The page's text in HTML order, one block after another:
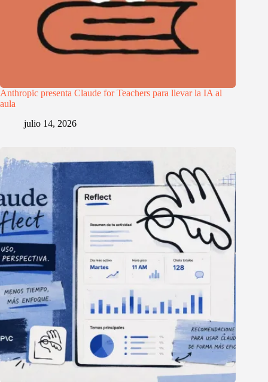
Anthropic presenta Claude for Teachers para llevar la IA al
aula
julio 14, 2026